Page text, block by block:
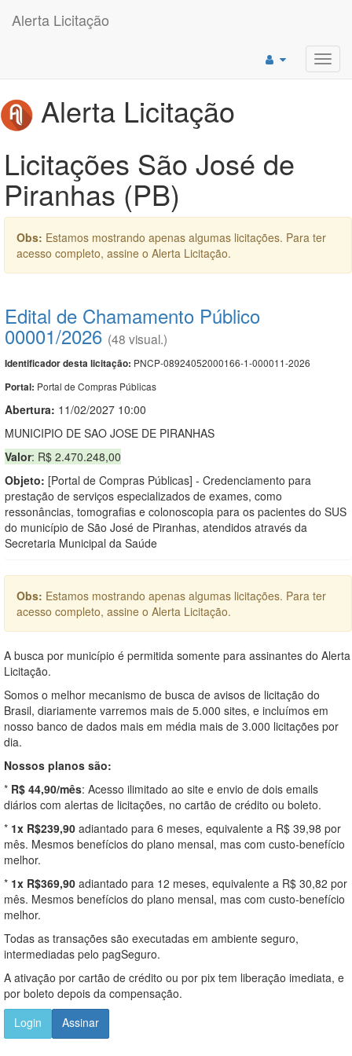
Alerta Licitação
Alerta Licitação
Licitações São José de
Piranhas (PB)
Obs: Estamos mostrando apenas algumas licitações. Para ter
acesso completo, assine o Alerta Licitação.
Edital de Chamamento Público
00001/2026 (48 visual.)
Identificador desta licitação: PNCP-08924052000166-1-000011-2026
Portal: Portal de Compras Públicas
Abertura: 11/02/2027 10:00
MUNICIPIO DE SAO JOSE DE PIRANHAS
Valor: R$ 2.470.248,00
Objeto: [Portal de Compras Públicas] - Credenciamento para
prestação de serviços especializados de exames, como
ressonâncias, tomografias e colonoscopia para os pacientes do SUS
do município de São José de Piranhas, atendidos através da
Secretaria Municipal da Saúde
Obs: Estamos mostrando apenas algumas licitações. Para ter
acesso completo, assine o Alerta Licitação.
A busca por município é permitida somente para assinantes do Alerta
Licitação.
Somos o melhor mecanismo de busca de avisos de licitação do
Brasil, diariamente varremos mais de 5.000 sites, e incluímos em
nosso banco de dados mais em média mais de 3.000 licitações por
dia.
Nossos planos são:
* R$ 44,90/mês: Acesso ilimitado ao site e envio de dois emails
diários com alertas de licitações, no cartão de crédito ou boleto.
* 1x R$239,90 adiantado para 6 meses, equivalente a R$ 39,98 por
mês. Mesmos benefícios do plano mensal, mas com custo-benefício
melhor.
* 1x R$369,90 adiantado para 12 meses, equivalente a R$ 30,82 por
mês. Mesmos benefícios do plano mensal, mas com custo-benefício
melhor.
Todas as transações são executadas em ambiente seguro,
intermediadas pelo pagSeguro.
A ativação por cartão de crédito ou por pix tem liberação imediata, e
por boleto depois da compensação.
Login
Assinar